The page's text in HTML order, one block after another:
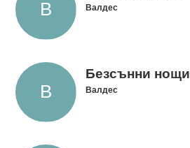
Валдес
Безсънни нощи
Валдес